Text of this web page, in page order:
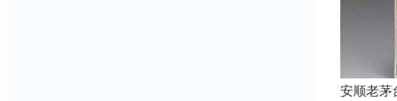
安顺老茅